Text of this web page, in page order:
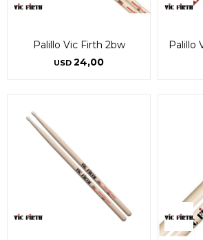
Palillo Vic Firth 2bw
USD 24,00
Palillo